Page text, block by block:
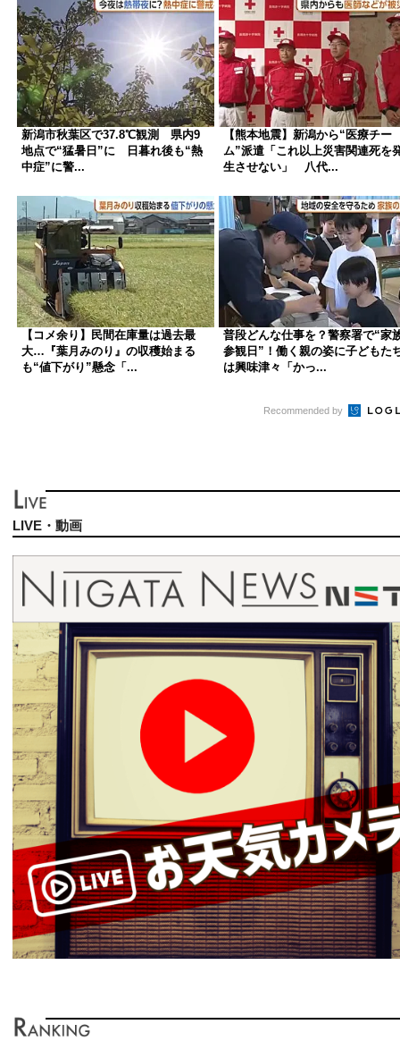
新潟市秋葉区で37.8℃観測 県内9
地点で“猛暑日”に 日暮れ後も“熱
中症”に警...
【熊本地震】新潟から“医療チー
ム”派遣「これ以上災害関連死を
生させない」 八代...
【コメ余り】民間在庫量は過去最
大…『葉月みのり』の収穫始まる
も“値下がり”懸念「...
普段どんな仕事を？警察署で“家
参観日”！働く親の姿に子どもた
は興味津々「かっ...
Recommended by
LIVE・動画